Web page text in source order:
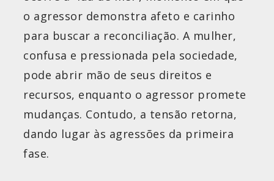
o agressor demonstra afeto e carinho
para buscar a reconciliação. A mulher,
confusa e pressionada pela sociedade,
pode abrir mão de seus direitos e
recursos, enquanto o agressor promete
mudanças. Contudo, a tensão retorna,
dando lugar às agressões da primeira
fase.